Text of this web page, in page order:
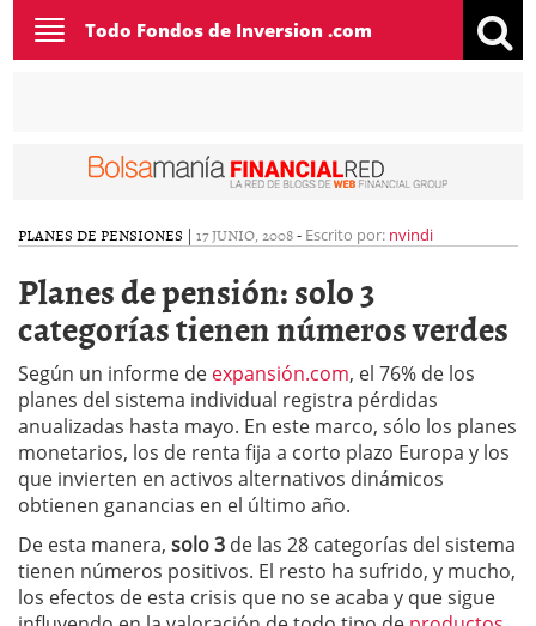
Toggle
navigation
Todo Fondos de Inversion .com
PLANES DE PENSIONES | 17 JUNIO, 2008- Escrito por: nvindi
Planes de pensión: solo 3
categorías tienen números verdes
Según un informe de expansión.com, el 76% de los
planes del sistema individual registra pérdidas
anualizadas hasta mayo. En este marco, sólo los planes
monetarios, los de renta fija a corto plazo Europa y los
que invierten en activos alternativos dinámicos
obtienen ganancias en el último año.
De esta manera, solo 3 de las 28 categorías del sistema
tienen números positivos. El resto ha sufrido, y mucho,
los efectos de esta crisis que no se acaba y que sigue